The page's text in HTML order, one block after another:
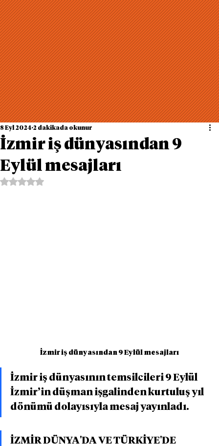
İzmir iş dünyasından 9
Eylül mesajları
8 Eyl 2024 2 dakikada okunur
5 üzerinden NaN yıldız
İzmir iş dünyasından 9 Eylül mesajları
İzmir iş dünyasının temsilcileri 9 Eylül
İzmir’in düşman işgalinden kurtuluş yıl
dönümü dolayısıyla mesaj yayınladı.
İZMİR DÜNYA'DA VE TÜRKİYE'DE